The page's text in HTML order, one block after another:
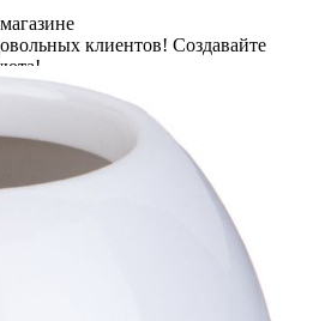
клиентов! Создавайте
курьером по Москве и Санкт-
доставки по всей России.
картой, электронными
в ближайшем платежном
по телефону или оформите заказ